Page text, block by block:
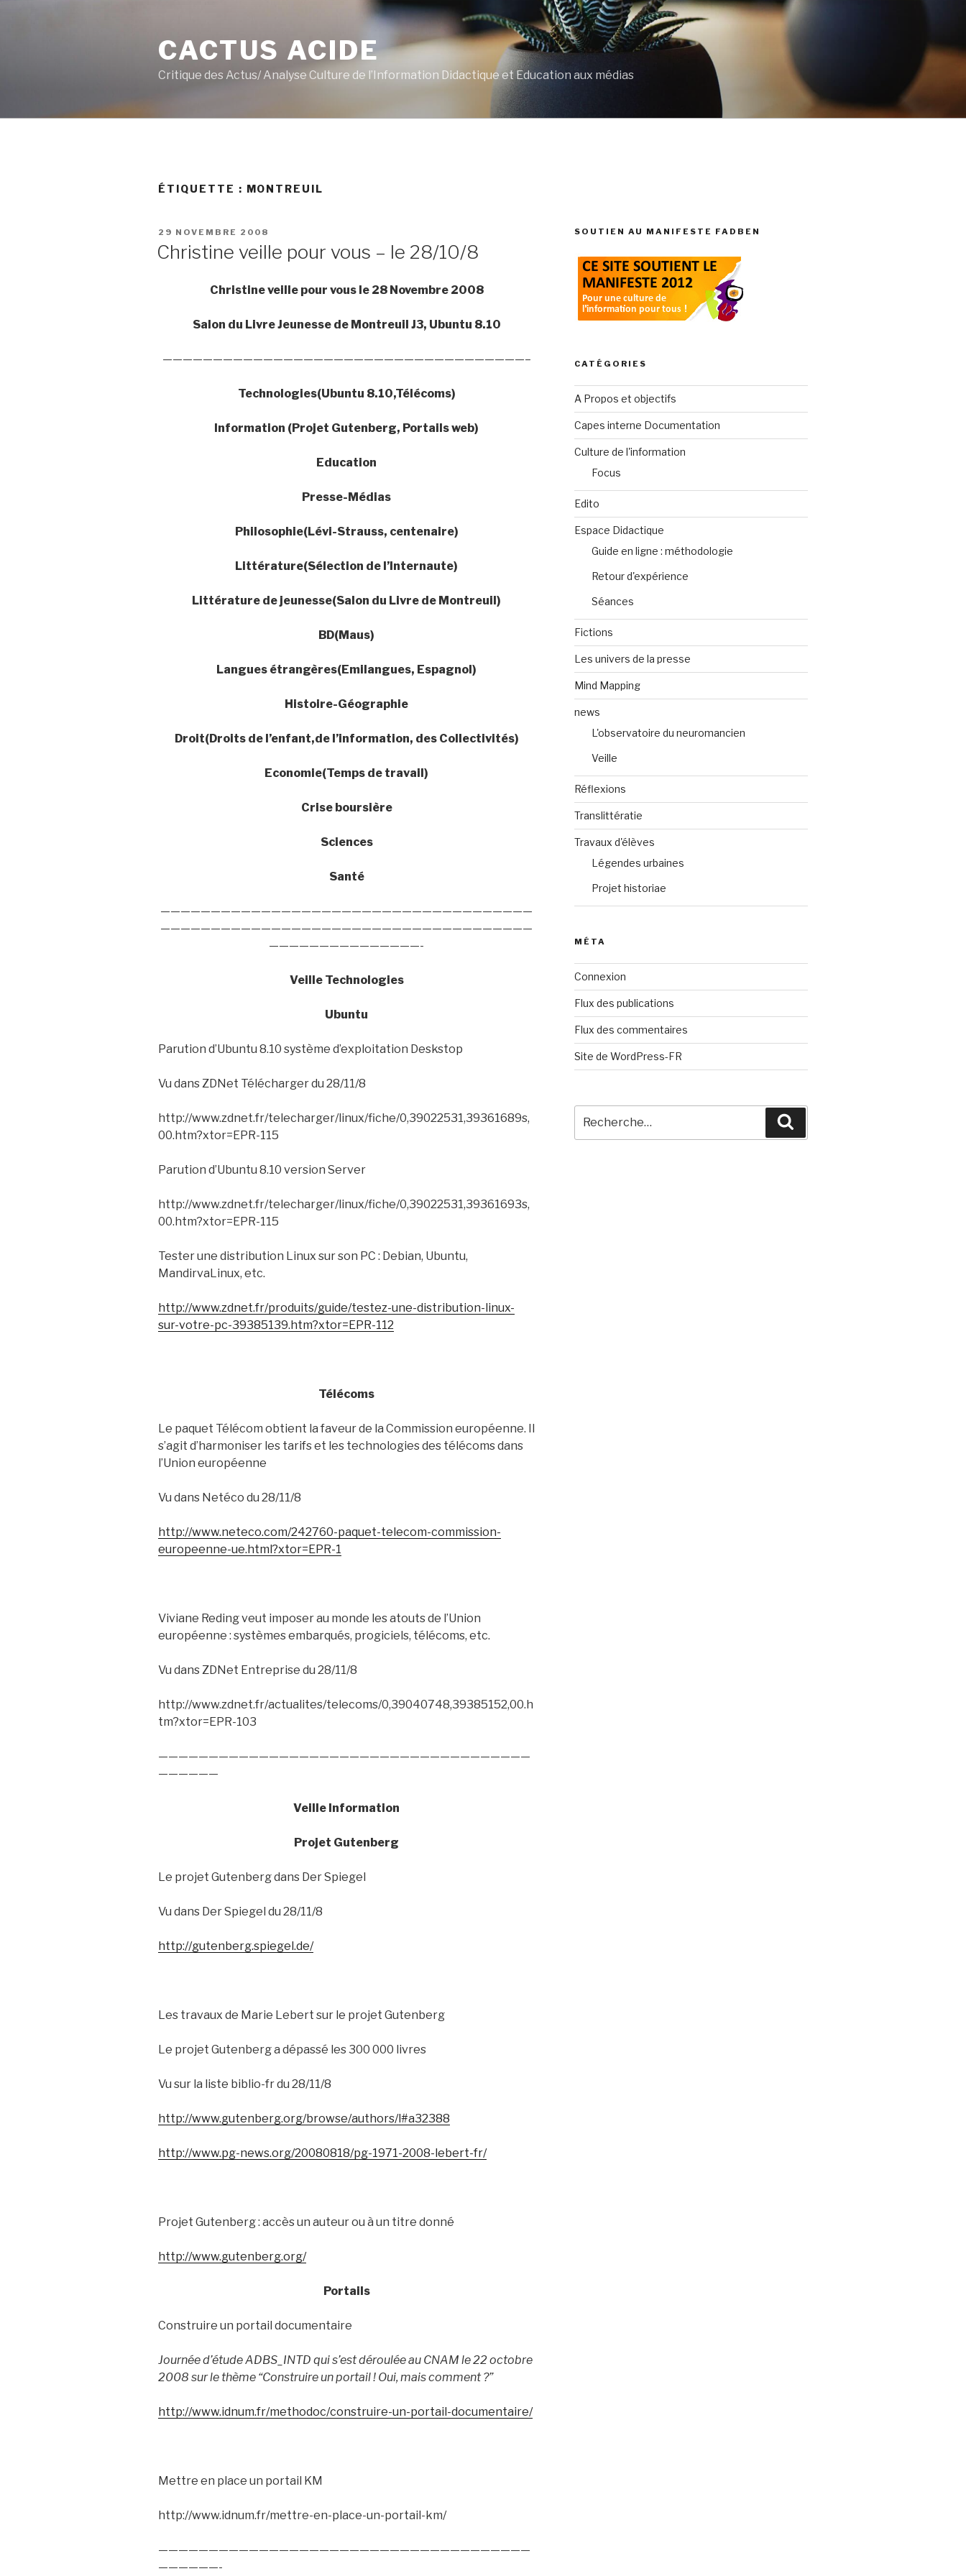
CACTUS ACIDE
Critique des Actus/ Analyse Culture de l’Information Didactique et Education aux médias
ÉTIQUETTE : MONTREUIL
PUBLIÉ
29 NOVEMBRE 2008
Christine veille pour vous – le 28/10/8
Christine veille pour vous le 28 Novembre 2008
Salon du Livre Jeunesse de Montreuil J3, Ubuntu 8.10
————————————————————————————————————–
Technologies(Ubuntu 8.10,Télécoms)
Information (Projet Gutenberg, Portails web)
Education
Presse-Médias
Philosophie(Lévi-Strauss, centenaire)
Littérature(Sélection de l’Internaute)
Littérature de jeunesse(Salon du Livre de Montreuil)
BD(Maus)
Langues étrangères(Emilangues, Espagnol)
Histoire-Géographie
Droit(Droits de l’enfant,de l’information, des Collectivités)
Economie(Temps de travail)
Crise boursière
Sciences
Santé
—————————————————————————————————————
—————————————————————————————————————
———————————————-
Veille Technologies
Ubuntu
Parution d’Ubuntu 8.10 système d’exploitation Deskstop
Vu dans ZDNet Télécharger du 28/11/8
http://www.zdnet.fr/telecharger/linux/fiche/0,39022531,39361689s,
00.htm?xtor=EPR-115
Parution d’Ubuntu 8.10 version Server
http://www.zdnet.fr/telecharger/linux/fiche/0,39022531,39361693s,
00.htm?xtor=EPR-115
Tester une distribution Linux sur son PC : Debian, Ubuntu,
MandirvaLinux, etc.
http://www.zdnet.fr/produits/guide/testez-une-distribution-linux-
sur-votre-pc-39385139.htm?xtor=EPR-112
Télécoms
Le paquet Télécom obtient la faveur de la Commission européenne. Il
s’agit d’harmoniser les tarifs et les technologies des télécoms dans
l’Union européenne
Vu dans Netéco du 28/11/8
http://www.neteco.com/242760-paquet-telecom-commission-
europeenne-ue.html?xtor=EPR-1
Viviane Reding veut imposer au monde les atouts de l’Union
européenne : systèmes embarqués, progiciels, télécoms, etc.
Vu dans ZDNet Entreprise du 28/11/8
http://www.zdnet.fr/actualites/telecoms/0,39040748,39385152,00.h
tm?xtor=EPR-103
—————————————————————————————————————
——————
Veille Information
Projet Gutenberg
Le projet Gutenberg dans Der Spiegel
Vu dans Der Spiegel du 28/11/8
http://gutenberg.spiegel.de/
Les travaux de Marie Lebert sur le projet Gutenberg
Le projet Gutenberg a dépassé les 300 000 livres
Vu sur la liste biblio-fr du 28/11/8
http://www.gutenberg.org/browse/authors/l#a32388
http://www.pg-news.org/20080818/pg-1971-2008-lebert-fr/
Projet Gutenberg : accès un auteur ou à un titre donné
http://www.gutenberg.org/
Portails
Construire un portail documentaire
Journée d’étude ADBS_INTD qui s’est déroulée au CNAM le 22 octobre
2008 sur le thème “Construire un portail ! Oui, mais comment ?”
http://www.idnum.fr/methodoc/construire-un-portail-documentaire/
Mettre en place un portail KM
http://www.idnum.fr/mettre-en-place-un-portail-km/
—————————————————————————————————————
——————-
SOUTIEN AU MANIFESTE FADBEN
CATÉGORIES
A Propos et objectifs
Capes interne Documentation
Culture de l'information
Focus
Edito
Espace Didactique
Guide en ligne : méthodologie
Retour d'expérience
Séances
Fictions
Les univers de la presse
Mind Mapping
news
L'observatoire du neuromancien
Veille
Réflexions
Translittératie
Travaux d'élèves
Légendes urbaines
Projet historiae
MÉTA
Connexion
Flux des publications
Flux des commentaires
Site de WordPress-FR
pour
: